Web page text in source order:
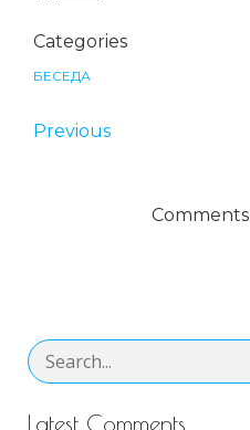
Categories
БЕСЕДА
Previous
Latest Comments